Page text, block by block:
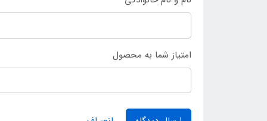
امتیاز شما به محصول